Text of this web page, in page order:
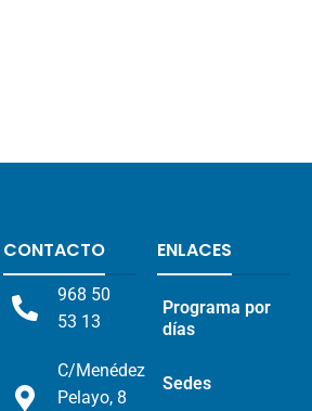
CONTACTO
968 50
53 13
C/Menédez
Pelayo, 8
ENLACES
Programa por
días
Sedes